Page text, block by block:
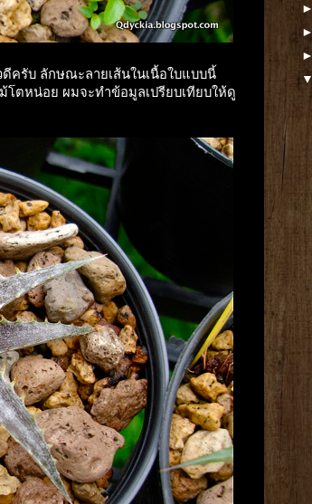
ดีครับ ลักษณะลายเส้นในเนื้อใบแบบนี้
โตหน่อย ผมจะทำข้อมูลเปรียบเทียบให้ดู